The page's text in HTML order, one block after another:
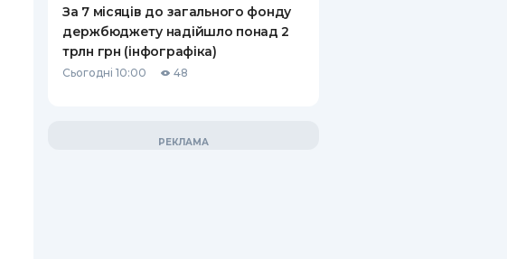
За 7 місяців до загального фонду
держбюджету надійшло понад 2
трлн грн (інфографіка)
Сьогодні 10:00 48